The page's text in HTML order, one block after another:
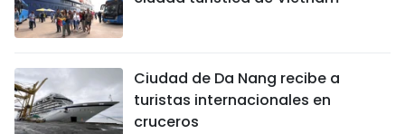
Ciudad de Da Nang recibe a
turistas internacionales en
cruceros